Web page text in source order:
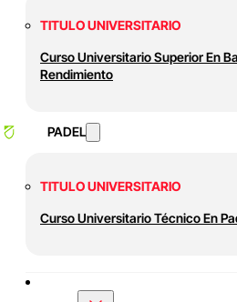
TITULO UNIVERSITARIO
Curso Universitario Superior En
Rendimiento
PADEL
TITULO UNIVERSITARIO
Curso Universitario Técnico En